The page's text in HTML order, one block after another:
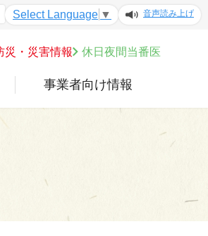
災・災害情報 休日夜間当番医
事業者向け情報
Select Language ▼ 音声読み上げ